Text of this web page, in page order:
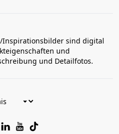
Inspirationsbilder sind digital
und
und Detailfotos.